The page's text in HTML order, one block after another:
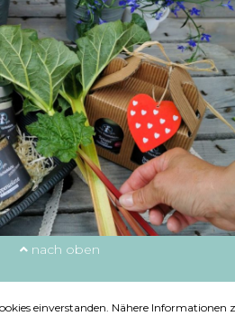
nach oben
einverstanden. Nähere Informationen